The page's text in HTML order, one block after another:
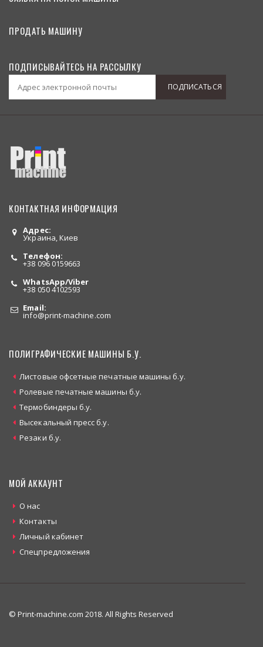
ПРОДАТЬ МАШИНУ
ПОДПИСЫВАЙТЕСЬ НА РАССЫЛКУ
ПОДПИСАТЬСЯ
КОНТАКТНАЯ ИНФОРМАЦИЯ
Адрес:
Украина, Киев
Телефон:
+38 096 0159663
WhatsApp/Viber
+38 050 4102593
Email:
info@print-machine.com
ПОЛИГРАФИЧЕСКИЕ МАШИНЫ Б.У.
Листовые офсетные печатные машины б.у.
Ролевые печатные машины б.у.
Термобиндеры б.у.
Высекальный пресс б.у.
Резаки б.у.
МОЙ АККАУНТ
О нас
Контакты
Личный кабинет
Спецпредложения
© Print-machine.com 2018. All Rights Reserved